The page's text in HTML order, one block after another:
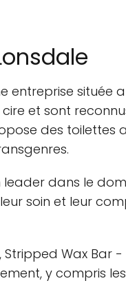
située
et sont
des toilettes
dans le
soin et leur
Stripped Wax
y compris